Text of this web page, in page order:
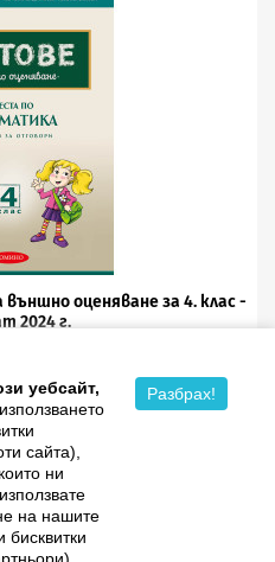
оценяване за 4. клас -
2024 г.
уебсайт,
сайта),
ни
на нашите
Разбрах!